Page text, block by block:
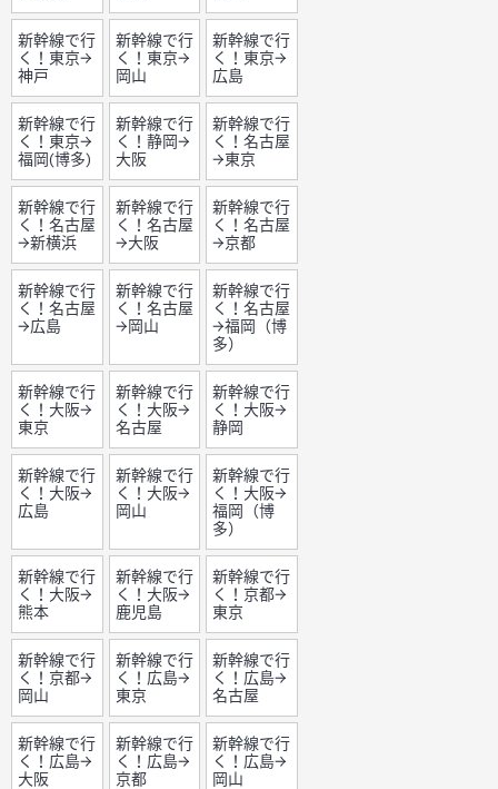
新幹線で行
く！東京→
神戸
新幹線で行
く！東京→
岡山
新幹線で行
く！東京→
広島
新幹線で行
く！東京→
福岡(博多)
新幹線で行
く！静岡→
大阪
新幹線で行
く！名古屋
→東京
新幹線で行
く！名古屋
→新横浜
新幹線で行
く！名古屋
→大阪
新幹線で行
く！名古屋
→京都
新幹線で行
く！名古屋
→広島
新幹線で行
く！名古屋
→岡山
新幹線で行
く！名古屋
→福岡（博
多）
新幹線で行
く！大阪→
東京
新幹線で行
く！大阪→
名古屋
新幹線で行
く！大阪→
静岡
新幹線で行
く！大阪→
広島
新幹線で行
く！大阪→
岡山
新幹線で行
く！大阪→
福岡（博
多）
新幹線で行
く！大阪→
熊本
新幹線で行
く！大阪→
鹿児島
新幹線で行
く！京都→
東京
新幹線で行
く！京都→
岡山
新幹線で行
く！広島→
東京
新幹線で行
く！広島→
名古屋
新幹線で行
く！広島→
大阪
新幹線で行
く！広島→
京都
新幹線で行
く！広島→
岡山